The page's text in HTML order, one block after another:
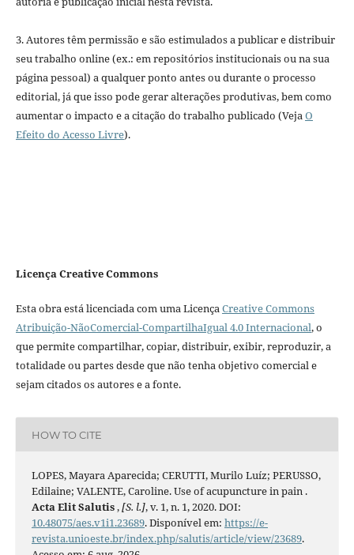
3. Autores têm permissão e são estimulados a publicar e distribuir
seu trabalho online (ex.: em repositórios institucionais ou na sua
página pessoal) a qualquer ponto antes ou durante o processo
editorial, já que isso pode gerar alterações produtivas, bem como
aumentar o impacto e a citação do trabalho publicado (VejaO
Efeito do Acesso Livre).
Licença Creative Commons
Esta obra está licenciada com uma LicençaCreative Commons
Atribuição-NãoComercial-CompartilhaIgual 4.0 Internacional, o
que permite compartilhar, copiar, distribuir, exibir, reproduzir, a
totalidade ou partes desde que não tenha objetivo comercial e
sejam citados os autores e a fonte.
HOW TO CITE
LOPES, Mayara Aparecida; CERUTTI, Murilo Luíz; PERUSSO,
Edilaine; VALENTE, Caroline. Use of acupuncture in pain .
Acta Elit Salutis,[S. l.], v. 1, n. 1, 2020. DOI:
10.48075/aes.v1i1.23689. Disponível em: https://e-
revista.unioeste.br/index.php/salutis/article/view/23689.